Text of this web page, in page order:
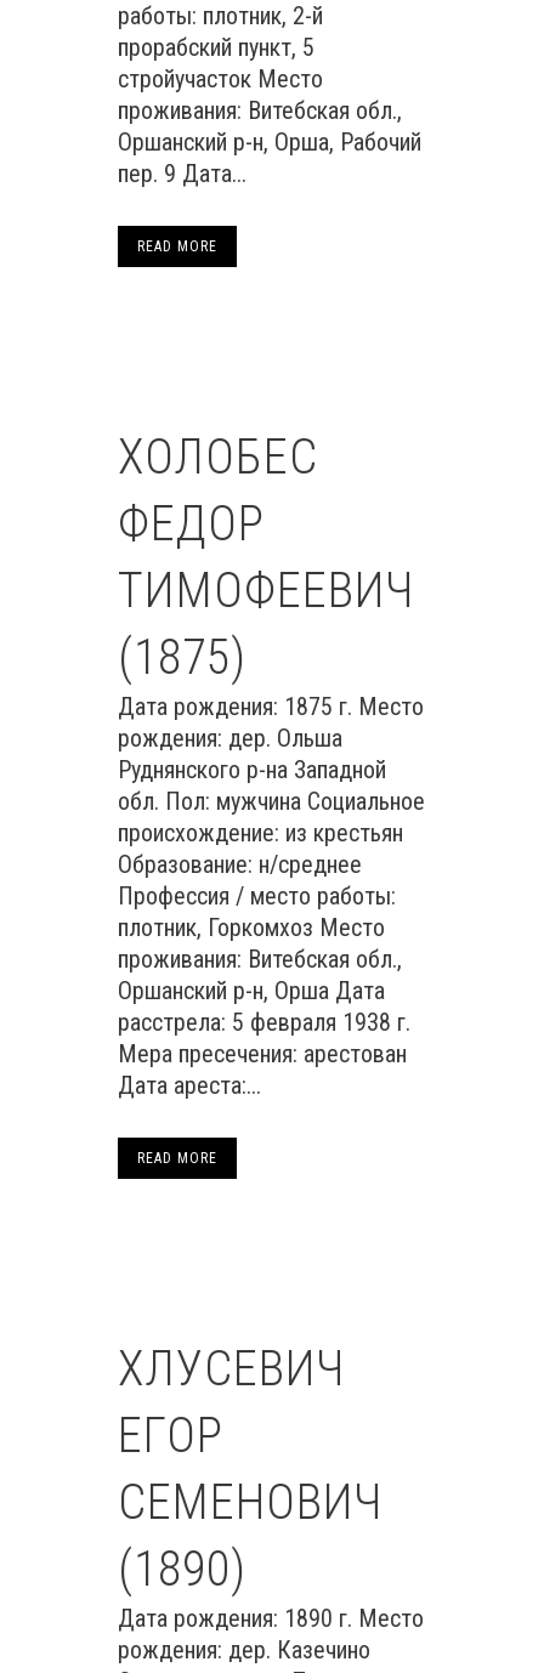
работы: плотник, 2-й
прорабский пункт, 5
стройучасток Место
проживания: Витебская обл.,
Оршанский р-н, Орша, Рабочий
пер. 9 Дата...
READ MORE
ХОЛОБЕС
ФЕДОР
ТИМОФЕЕВИЧ
(1875)
Дата рождения: 1875 г. Место
рождения: дер. Ольша
Руднянского р-на Западной
обл. Пол: мужчина Социальное
происхождение: из крестьян
Образование: н/среднее
Профессия / место работы:
плотник, Горкомхоз Место
проживания: Витебская обл.,
Оршанский р-н, Орша Дата
расстрела: 5 февраля 1938 г.
Мера пресечения: арестован
Дата ареста:...
READ MORE
ХЛУСЕВИЧ
ЕГОР
СЕМЕНОВИЧ
(1890)
Дата рождения: 1890 г. Место
рождения: дер. Казечино